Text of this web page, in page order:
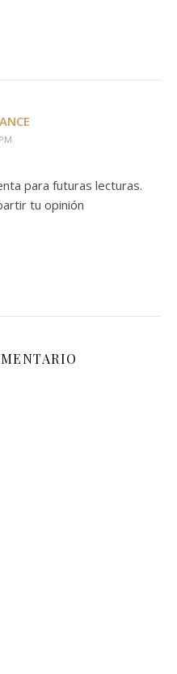
para futuras lecturas.
tu opinión